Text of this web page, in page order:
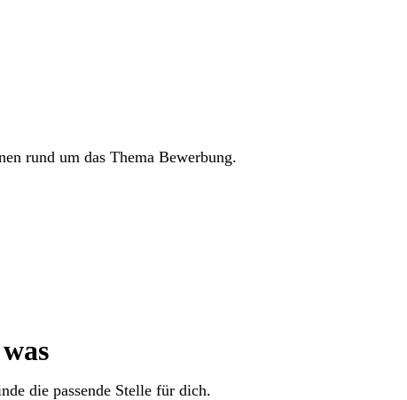
rund um das Thema Bewerbung.
die passende Stelle für dich.